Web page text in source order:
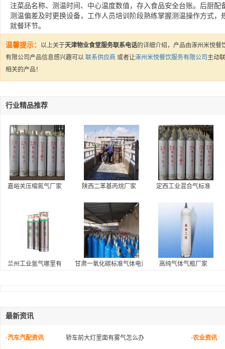
注菜品名称、测温时间、中心温度数值，存入食品安全台账。后厨
测温偏差及时更换设备，工作人员培训阶段熟练掌握测温操作方式
就餐环节。
温馨提示： 以上关于天津物业食堂服务联系电话的详细介绍，产品由涿州米悦餐
有限公司产品信息感兴趣可以 联系供应商 或者让涿州米悦餐饮服务有限公司 主动
相关的产品！
行业精品推荐
嘉峪关压缩氮气厂家 陕西二苯基丙烷厂家 定西工业混合气标准
兰州工业氩气哪里有 甘肃一氧化碳标准气体电话 高纯气体气瓶厂家
最新资讯
·汽车汽配资讯 轿车前大灯里面有雾气怎么办 ·农业资讯